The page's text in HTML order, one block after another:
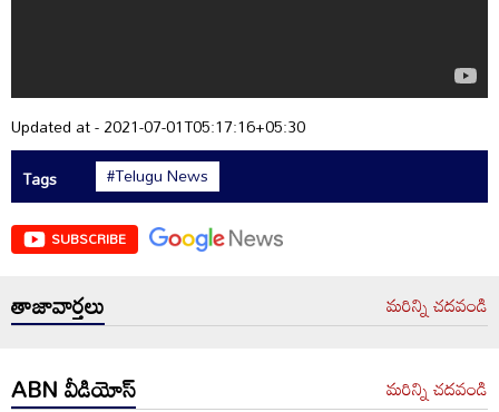
Updated at - 2021-07-01T05:17:16+05:30
Tags
#Telugu News
SUBSCRIBE
తాజావార్తలు మరిన్ని చదవండి
ABN వీడియోస్ మరిన్ని చదవండి